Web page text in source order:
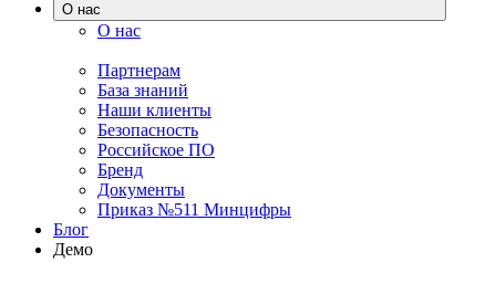
О нас
О нас
Партнерам
База знаний
Наши клиенты
Безопасность
Российское ПО
Бренд
Документы
Приказ №511 Минцифры
Блог
Демо